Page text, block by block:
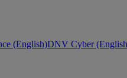
(English)DNV Cyber